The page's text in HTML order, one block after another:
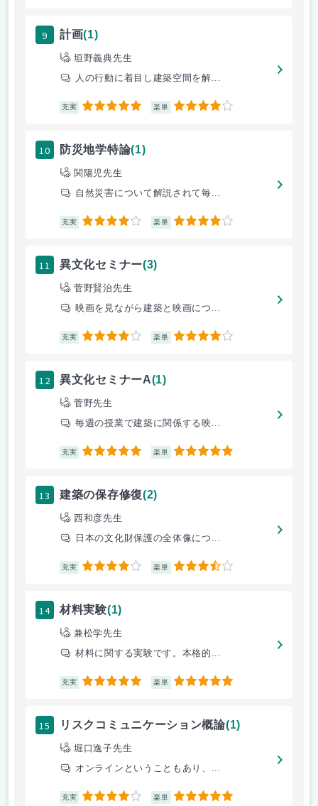
9 計画(1)
垣野義典先生
人の行動に着目し建築空間を解...
充実 5 楽単 4
10 防災地学特論(1)
関陽児先生
自然災害について解説されて毎...
充実 4 楽単 4
11 異文化セミナー(3)
菅野賢治先生
映画を見ながら建築と映画につ...
充実 4 楽単 4
12 異文化セミナーA(1)
菅野先生
毎週の授業で建築に関係する映...
充実 5 楽単 5
13 建築の保存修復(2)
西和彦先生
日本の文化財保護の全体像につ...
充実 4 楽単 3.5
14 材料実験(1)
兼松学先生
材料に関する実験です。本格的...
充実 5 楽単 5
15 リスクコミュニケーション概論(1)
堀口逸子先生
オンラインということもあり、...
充実 4 楽単 5